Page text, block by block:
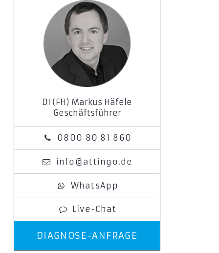
DI (FH) Markus Häfele
Geschäftsführer
0800 80 81 860
info@attingo.de
WhatsApp
Live-Chat
DIAGNOSE-ANFRAGE